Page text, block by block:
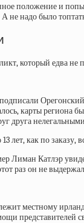
положение и
не надо было
который едва не
карты региона
друга
лет, как по заказу,
Лиман Катлэр
раз он не
местному
представителей